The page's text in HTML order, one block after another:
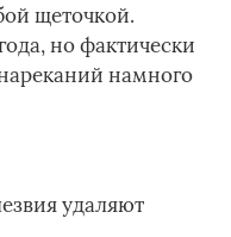
щеточкой.
но фактически
намного
удаляют